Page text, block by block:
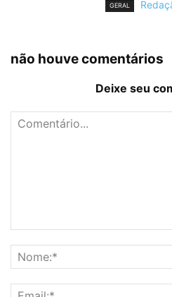
GERAL
não houve comentários
Deixe seu